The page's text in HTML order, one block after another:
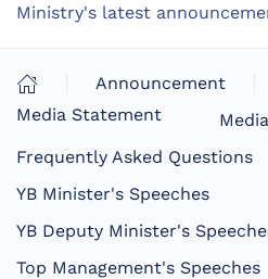
Ministry's latest
Announcement
Media Statement
Media
Frequently Asked Questions
YB Minister's Speeches
YB Deputy Minister's
Top Management's Speeches